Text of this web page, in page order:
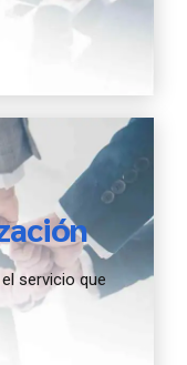
servicio que